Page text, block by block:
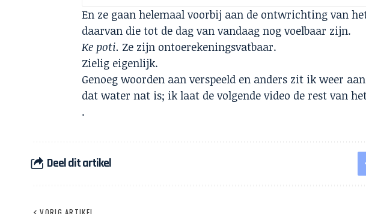
En ze gaan helemaal voorbij aan de ontwrichting van
daarvan die tot de dag van vandaag nog voelbaar zijn.
Ke poti. Ze zijn ontoerekeningsvatbaar.
Zielig eigenlijk.
Genoeg woorden aan verspeeld en anders zit ik weer
dat water nat is; ik laat de volgende video de rest van
.
Deel dit artikel